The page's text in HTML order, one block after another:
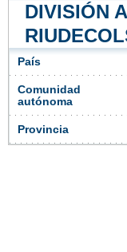
DIVISIÓN
País
Comunidad
autónoma
Provincia